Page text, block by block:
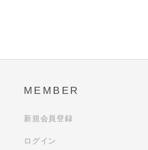
MEMBER
新規会員登録
ログイン